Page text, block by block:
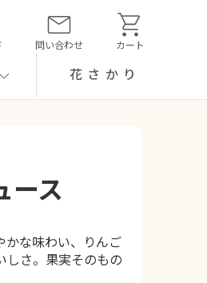
問い合わせ カート
花さかり
ース
かな味わい、りんご
しさ。果実そのもの